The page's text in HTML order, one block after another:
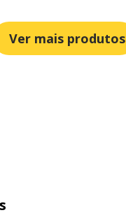
Ver mais produtos